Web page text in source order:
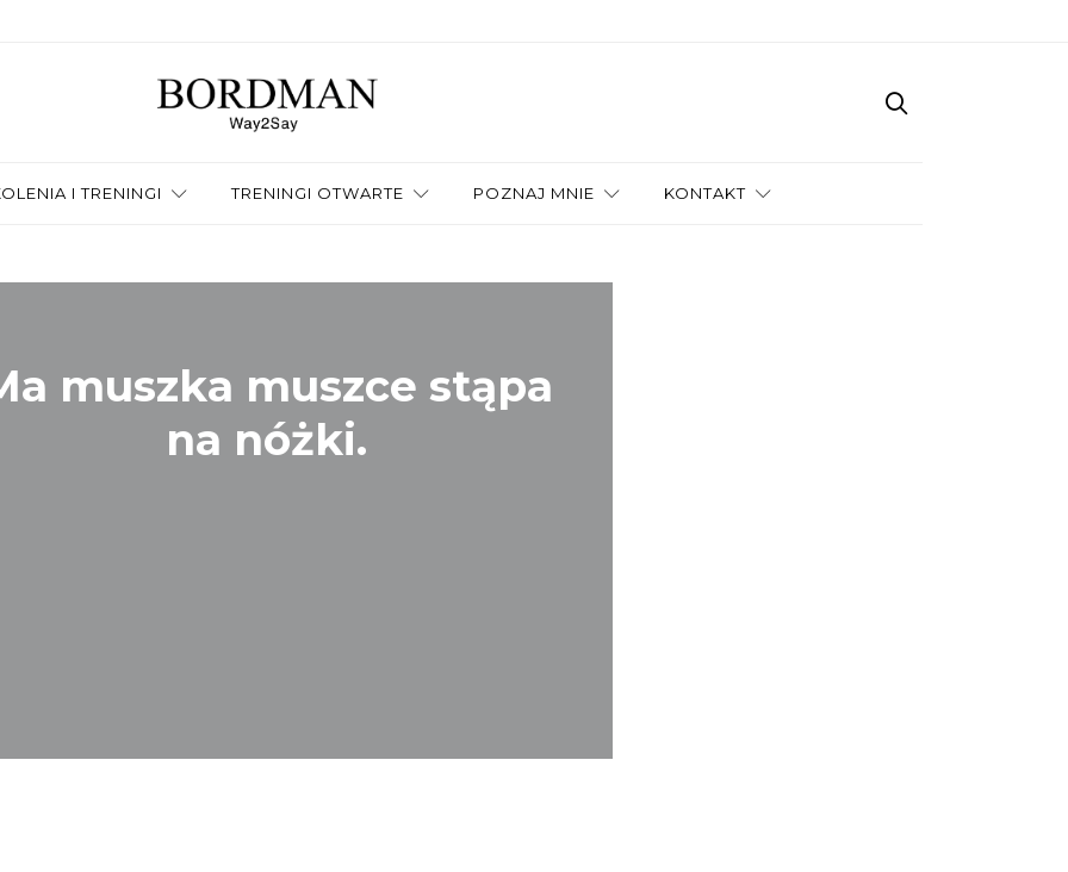
I TRENINGI TRENINGI OTWARTE POZNAJ MNIE KONTAKT
muszka muszce stąpa
na nóżki.